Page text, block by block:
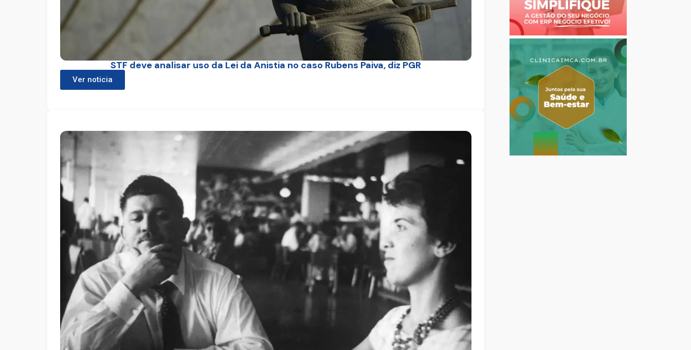
STF deve analisar uso da Lei da Anistia no caso Rubens Paiva, diz PGR
Ver noticia